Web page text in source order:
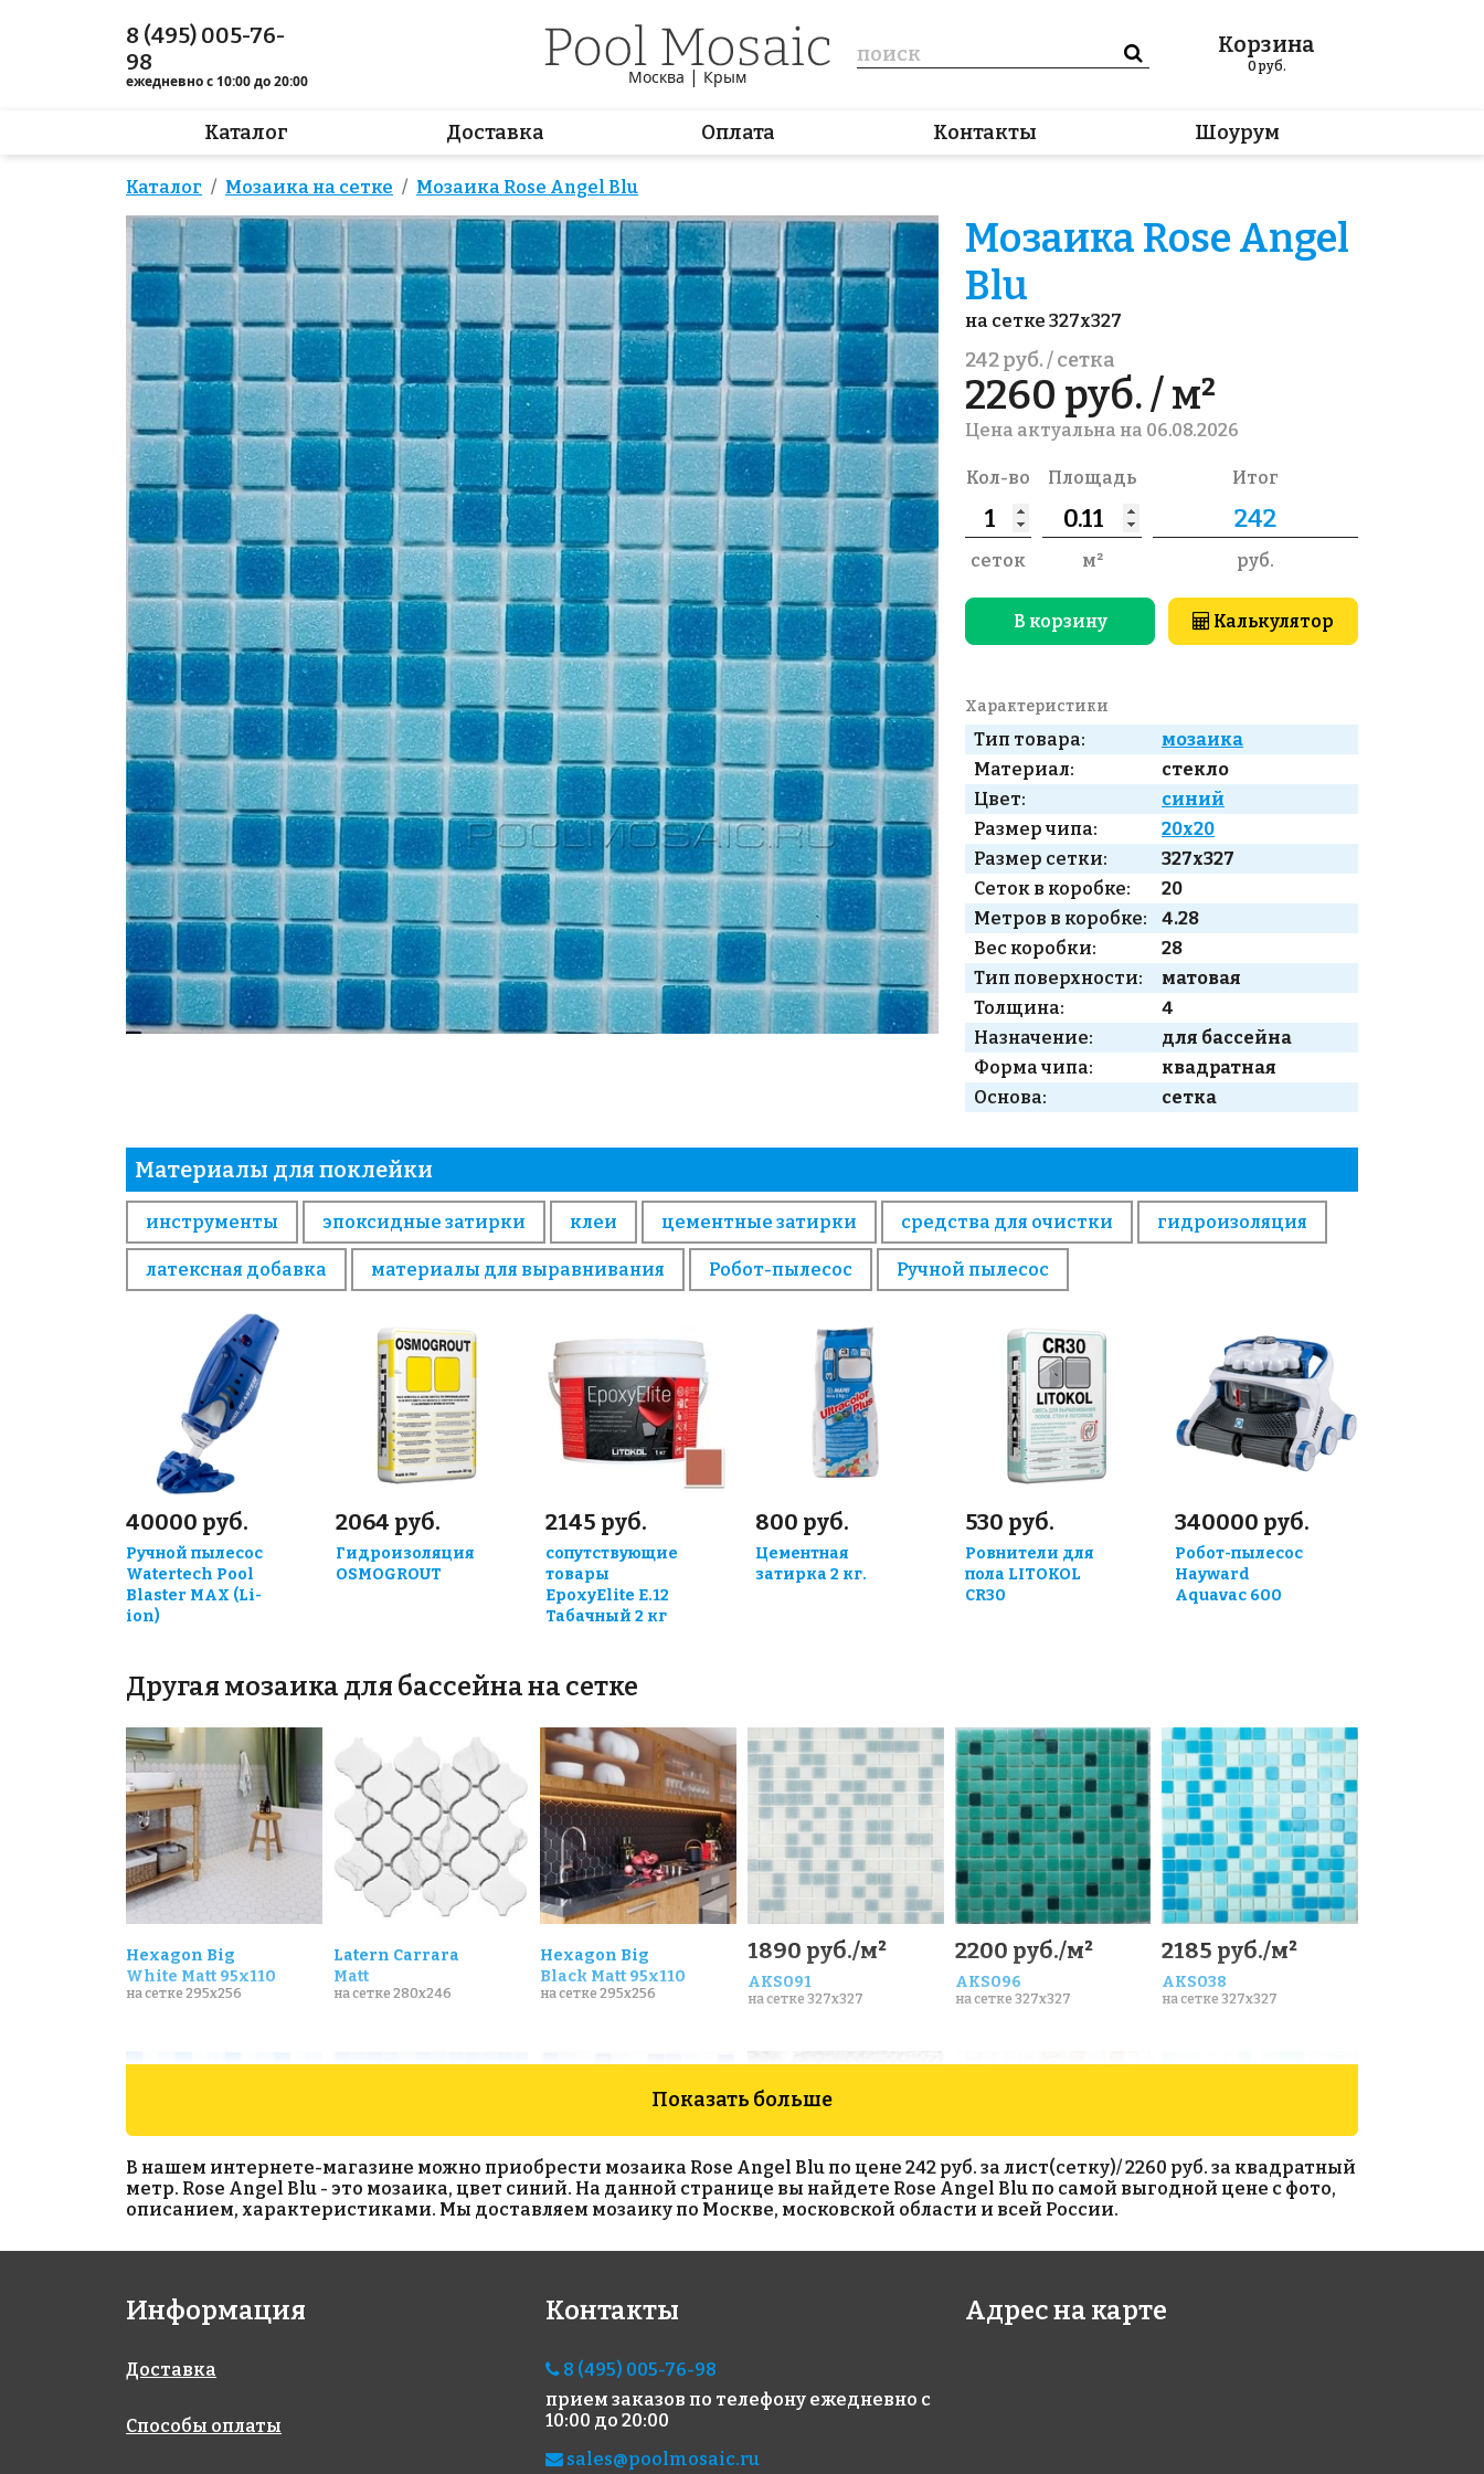
8 (495) 005-76-
98
ежедневно с 10:00 до 20:00 Москва | Крым
Корзина
0руб.
Каталог Доставка Оплата Контакты Шоурум
Каталог Мозаика на сетке Мозаика Rose Angel Blu
Мозаика Rose Angel
Blu
на сетке 327x327
242 руб. / сетка
2260 руб. / м²
Цена актуальна на 06.08.2026
Кол-во
сеток
Площадь
м²
Итог
руб.
В корзину Калькулятор
Характеристики
Тип товара:
мозаика
Материал:
стекло
Цвет:
синий
Размер чипа:
20x20
Размер сетки:
327x327
Сеток в коробке:
20
Метров в коробке:
4.28
Вес коробки:
28
Тип поверхности:
матовая
Толщина:
4
Назначение:
для бассейна
Форма чипа:
квадратная
Основа:
сетка
Материалы для поклейки
инструменты эпоксидные затирки клеи цементные затирки средства для очистки гидроизоляция
латексная добавка материалы для выравнивания Робот-пылесос Ручной пылесос
40000 руб.
Ручной пылесос
Watertech Pool
Blaster MAX (Li-
ion)
2064 руб.
Гидроизоляция
OSMOGROUT
2145 руб.
сопутствующие
товары
EpoxyElite E.12
Табачный 2 кг
800 руб.
Цементная
затирка 2 кг.
530 руб.
Ровнители для
пола LITOKOL
CR30
340000 руб.
Робот-пылесос
Hayward
Aquavac 600
Другая мозаика для бассейна на сетке
Hexagon Big
White Matt 95x110
на сетке 295x256
Latern Carrara
Matt
на сетке 280x246
Hexagon Big
Black Matt 95x110
на сетке 295x256
1890 руб./м²
AKS091
на сетке 327x327
2200 руб./м²
AKS096
на сетке 327x327
2185 руб./м²
AKS038
на сетке 327x327
AKS020
на сетке 318x318
AKS065
на сетке 300x300
AKS084_006
на сетке 327x327
AKS044
на сетке 327x327
Показать больше
В нашем интернете-магазине можно приобрести мозаика Rose Angel Blu по цене 242 руб. за лист(сетку)/ 2260 руб. за квадратный
метр. Rose Angel Blu - это мозаика, цвет синий. На данной странице вы найдете Rose Angel Blu по самой выгодной цене с фото,
описанием, характеристиками. Мы доставляем мозаику по Москве, московской области и всей России.
Информация
Доставка
Способы оплаты
Контакты
8 (495) 005-76-98
прием заказов по телефону ежедневно с
10:00 до 20:00
sales@poolmosaic.ru
Адрес на карте